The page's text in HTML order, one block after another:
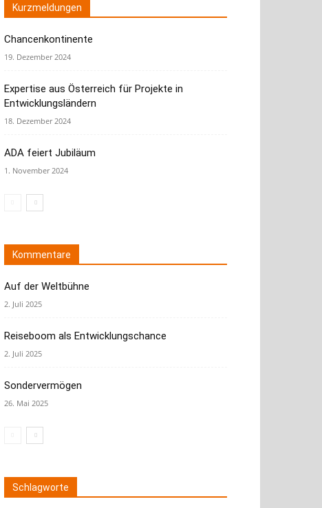
Kurzmeldungen
Chancenkontinente
19. Dezember 2024
Expertise aus Österreich für Projekte in
Entwicklungsländern
18. Dezember 2024
ADA feiert Jubiläum
1. November 2024
Kommentare
Auf der Weltbühne
2. Juli 2025
Reiseboom als Entwicklungschance
2. Juli 2025
Sondervermögen
26. Mai 2025
Schlagworte